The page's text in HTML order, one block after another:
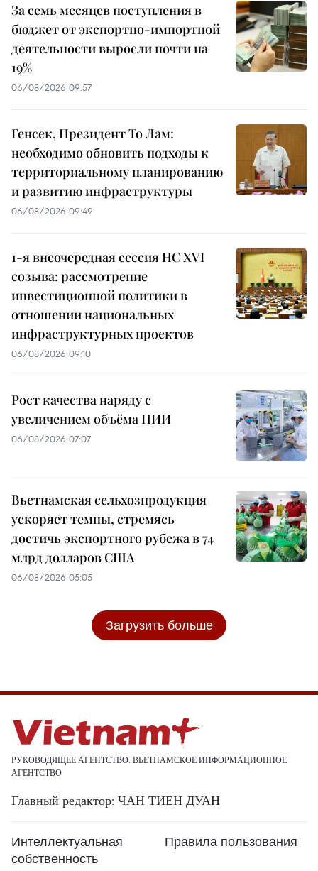
За семь месяцев поступления в
бюджет от экспортно-импортной
деятельности выросли почти на
19%
06/08/2026 09:57
Генсек, Президент То Лам:
необходимо обновить подходы к
территориальному планированию
и развитию инфраструктуры
06/08/2026 09:49
1-я внеочередная сессия НС XVI
созыва: рассмотрение
инвестиционной политики в
отношении национальных
инфраструктурных проектов
06/08/2026 09:10
Рост качества наряду с
увеличением объёма ПИИ
06/08/2026 07:07
Вьетнамская сельхозпродукция
ускоряет темпы, стремясь
достичь экспортного рубежа в 74
млрд долларов США
06/08/2026 05:05
Загрузить больше
РУКОВОДЯЩЕЕ АГЕНТСТВО: ВЬЕТНАМСКОЕ ИНФОРМАЦИОННОЕ
АГЕНТСТВО
Главный редактор: ЧАН ТИЕН ДУАН
Интеллектуальная
собственность
Правила пользования